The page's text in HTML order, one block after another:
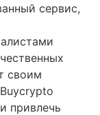
сервис,
своим
привлечь